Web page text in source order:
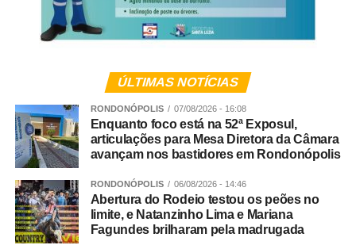
Veja Mais: Quadrilha é desarticulada após
denúncia em Mirassol D’Oeste
Conforme apurado, trata-se de um grupo criminoso que
atuava nos crimes de tráfico de drogas, extorsão,
exploração de jogos de azar, fraude processual e
falsidade ideológica.
Continuidade
ÚLTIMAS NOTÍCIAS
RONDONÓPOLIS 07/08/2026 - 16:08
Enquanto foco está na 52ª Exposul,
articulações para Mesa Diretora da Câmara
avançam nos bastidores em Rondonópolis
RONDONÓPOLIS 06/08/2026 - 14:46
Abertura do Rodeio testou os peões no
limite, e Natanzinho Lima e Mariana
Fagundes brilharam pela madrugada